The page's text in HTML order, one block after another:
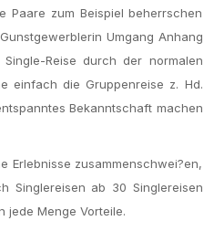
Paare zum Beispiel beherrschen
Umgang Anhang
Reise durch der normalen
einfach die Gruppenreise z. Hd.
Bekanntschaft machen
Erlebnisse zusammenschwei?en,
Singlereisen ab 30 Singlereisen
jede Menge Vorteile.